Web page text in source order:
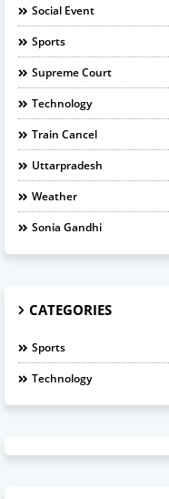
Social Event
Sports
Supreme Court
Technology
Train Cancel
Uttarpradesh
Weather
Sonia Gandhi
CATEGORIES
Sports
Technology